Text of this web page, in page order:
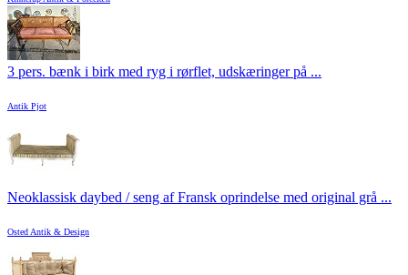
3 pers. bænk i birk med ryg i rørflet, udskæringer på ...
Antik Pjot
Neoklassisk daybed / seng af Fransk oprindelse med original grå ...
Osted Antik & Design